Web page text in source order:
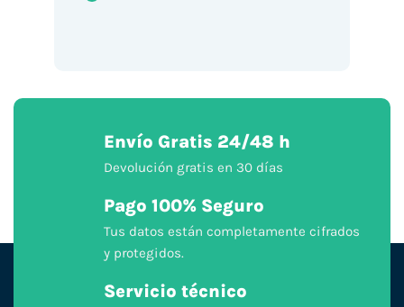
Envío Gratis 24/48 h
Devolución gratis en 30 días
Pago 100% Seguro
Tus datos están completamente cifrados
y protegidos.
Servicio técnico